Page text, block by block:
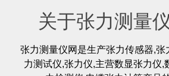
关于张力测量
张力测量仪网是生产张力传感器,张
力测试仪,张力仪,主营数显张力仪,